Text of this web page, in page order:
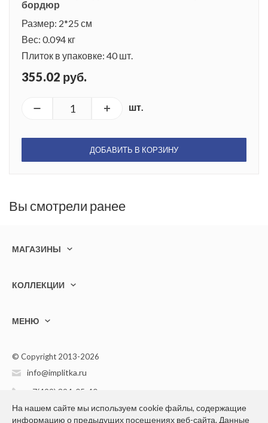
бордюр
Размер: 2*25 см
Вес: 0.094 кг
Плиток в упаковке: 40 шт.
355.02 руб.
шт.
ДОБАВИТЬ В КОРЗИНУ
Вы смотрели ранее
МАГАЗИНЫ
КОЛЛЕКЦИИ
МЕНЮ
© Copyright 2013-2026
info@implitka.ru
+7(499) 394-05-40
На нашем сайте мы используем cookie файлы, содержащие
информацию о предыдущих посещениях веб-сайта. Данные